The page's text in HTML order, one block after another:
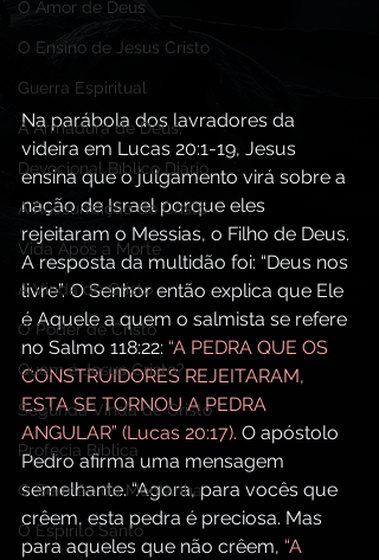
O Amor de Deus
O Ensino de Jesus Cristo
Guerra Espiritual
A Armadura de Deus,
Devocional Bíblico Diário
A Ressurreição de Cristo
Vida Após a Morte
A Vinda de Cristo
O Poder de Cristo
Quem é Jesus Cristo?
Segunda Vinda de Cristo
Profecia Bíblica
O Sermão da Montanha
O Espírito Santo
Na parábola dos lavradores da
videira em Lucas 20:1-19, Jesus
ensina que o julgamento virá sobre a
nação de Israel porque eles
rejeitaram o Messias, o Filho de Deus.
A resposta da multidão foi: “Deus nos
livre”. O Senhor então explica que Ele
é Aquele a quem o salmista se refere
no Salmo 118:22: “A PEDRA QUE OS
CONSTRUIDORES REJEITARAM,
ESTA SE TORNOU A PEDRA
ANGULAR” (Lucas 20:17). O apóstolo
Pedro afirma uma mensagem
semelhante. “Agora, para vocês que
crêem, esta pedra é preciosa. Mas
para aqueles que não crêem, “A